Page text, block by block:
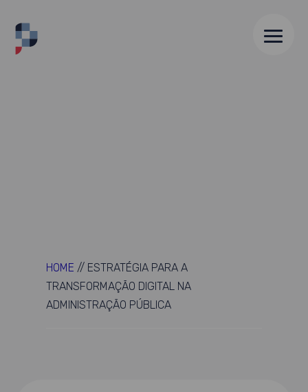
HOME // ESTRATÉGIA PARA A
TRANSFORMAÇÃO DIGITAL NA
ADMINISTRAÇÃO PÚBLICA